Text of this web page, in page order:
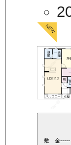
敷 金-----